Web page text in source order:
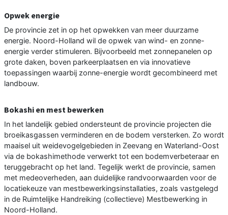
Opwek energie
De provincie zet in op het opwekken van meer duurzame
energie. Noord-Holland wil de opwek van wind- en zonne-
energie verder stimuleren. Bijvoorbeeld met zonnepanelen op
grote daken, boven parkeerplaatsen en via innovatieve
toepassingen waarbij zonne-energie wordt gecombineerd met
landbouw.
Bokashi en mest bewerken
In het landelijk gebied ondersteunt de provincie projecten die
broeikasgassen verminderen en de bodem versterken. Zo wordt
maaisel uit weidevogelgebieden in Zeevang en Waterland-Oost
via de bokashimethode verwerkt tot een bodemverbeteraar en
teruggebracht op het land. Tegelijk werkt de provincie, samen
met medeoverheden, aan duidelijke randvoorwaarden voor de
locatiekeuze van mestbewerkingsinstallaties, zoals vastgelegd
in de Ruimtelijke Handreiking (collectieve) Mestbewerking in
Noord-Holland.